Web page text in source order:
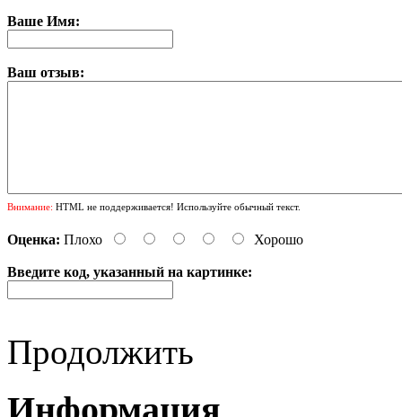
Ваше Имя:
Ваш отзыв:
Внимание: HTML не поддерживается! Используйте обычный текст.
Оценка: Плохо Хорошо
Введите код, указанный на картинке:
Продолжить